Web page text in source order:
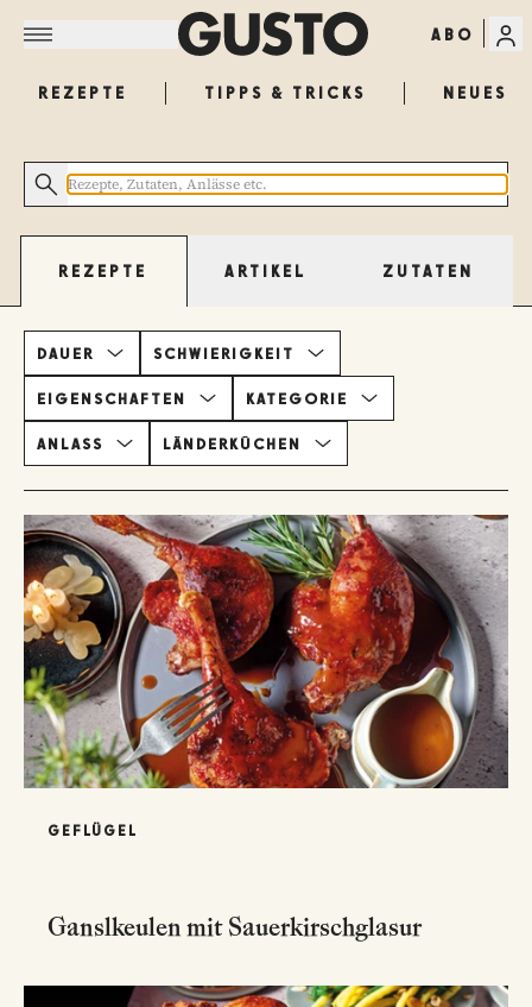
ABO
REZEPTE TIPPS & TRICKS NEUES
REZEPTE ARTIKEL ZUTATEN
DAUER SCHWIERIGKEIT
EIGENSCHAFTEN KATEGORIE
ANLASS LÄNDERKÜCHEN
GEFLÜGEL
Ganslkeulen mit Sauerkirschglasur